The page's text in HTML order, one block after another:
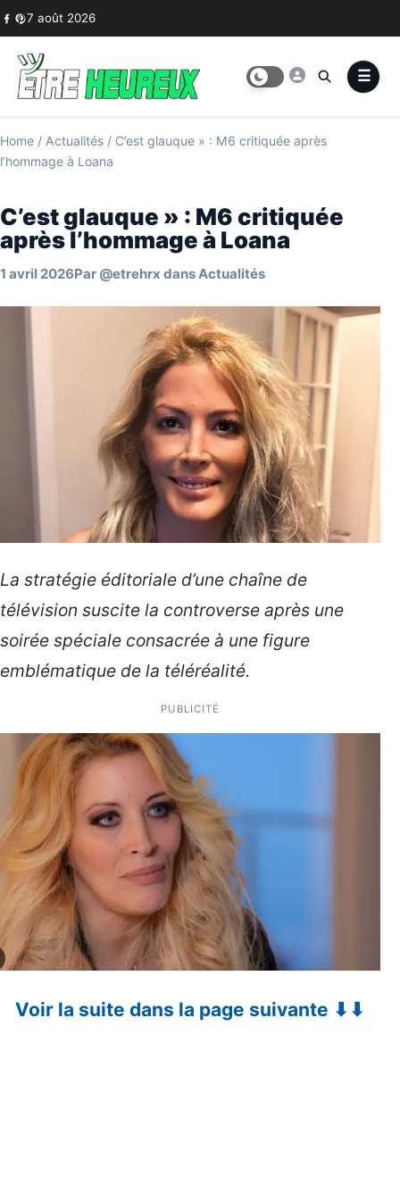
Skip to content
7 août 2026
Home / Actualités / C’est glauque » : M6 critiquée après
l’hommage à Loana
C’est glauque » : M6 critiquée
après l’hommage à Loana
1 avril 2026Par @etrehrx dansActualités
La stratégie éditoriale d’une chaîne de
télévision suscite la controverse après une
soirée spéciale consacrée à une figure
emblématique de la téléréalité.
PUBLICITÉ
Voir la suite dans la page suivante ⬇⬇